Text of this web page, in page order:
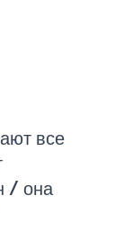
все
/ она